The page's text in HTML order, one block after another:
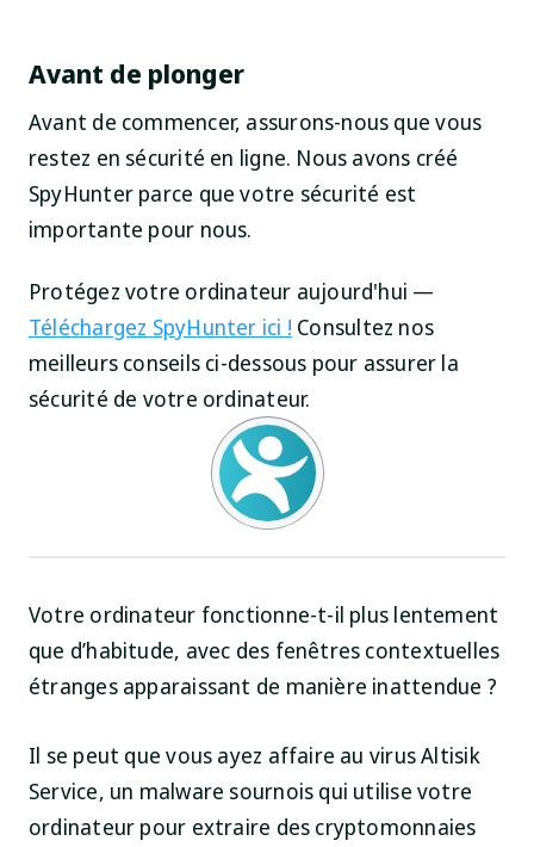
Avant de plonger
Avant de commencer, assurons-nous que vous
restez en sécurité en ligne. Nous avons créé
SpyHunter parce que votre sécurité est
importante pour nous.
Protégez votre ordinateur aujourd'hui —
Téléchargez SpyHunter ici ! Consultez nos
meilleurs conseils ci-dessous pour assurer la
sécurité de votre ordinateur.
Votre ordinateur fonctionne-t-il plus lentement
que d’habitude, avec des fenêtres contextuelles
étranges apparaissant de manière inattendue ?
Il se peut que vous ayez affaire au virus Altisik
Service, un malware sournois qui utilise votre
ordinateur pour extraire des cryptomonnaies